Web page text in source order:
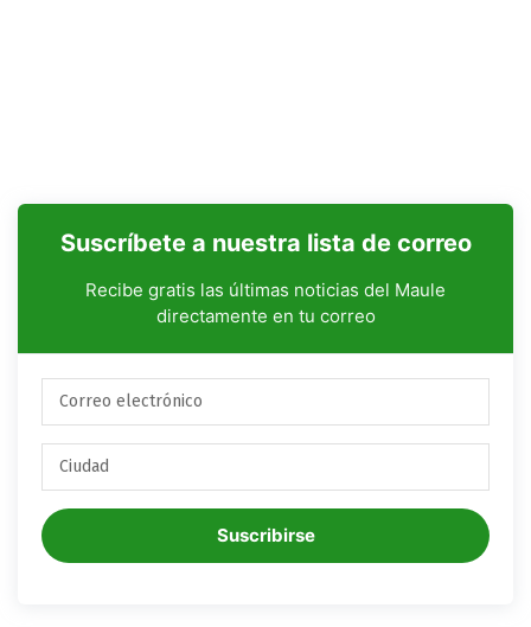
Suscríbete a nuestra lista de correo
Recibe gratis las últimas noticias del Maule
directamente en tu correo
Suscribirse